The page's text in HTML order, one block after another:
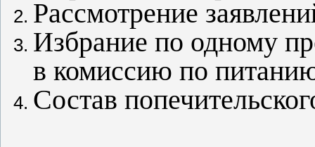
Рассмотрение
Избрание по одному
в комиссию по
Состав